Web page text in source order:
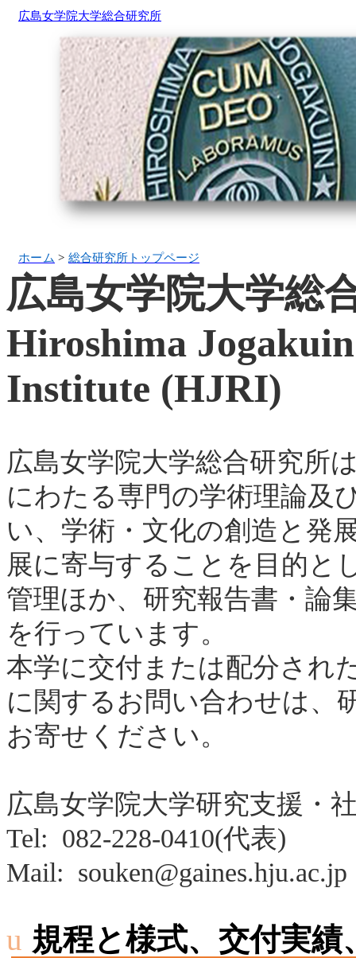
広島女学院大学総合研究所
ホーム > 総合研究所トップページ
広島女学院大学総
Hiroshima Jogakuin
Institute (HJRI)
広島女学院大学総合研究所
にわたる専門の学術理論及
い、学術・文化の創造と発
展に寄与することを目的と
管理ほか、研究報告書・論
を行っています。
本学に交付または配分され
に関するお問い合わせは、
お寄せください。
広島女学院大学研究支援・
Tel: 082-228-0410(代表)
Mail: souken@gaines.hju.ac.jp
u 規程と様式、交付実